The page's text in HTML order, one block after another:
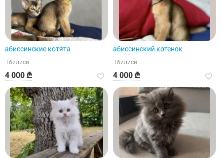
абиссинские котята
Тбилиси
4 000 ₾
абиссинский котенок
Тбилиси
4 000 ₾